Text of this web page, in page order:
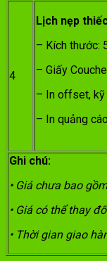
4
Lịch nẹp
– Kích thước:
– Giấy
– In offset, kỹ
– In quảng
Ghi chú:
• Giá chưa bao
• Giá có thể thay
• Thời gian giao